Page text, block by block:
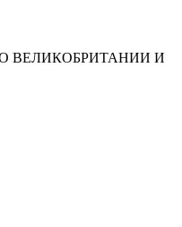
ВЕЛИКОБРИТАНИИ И